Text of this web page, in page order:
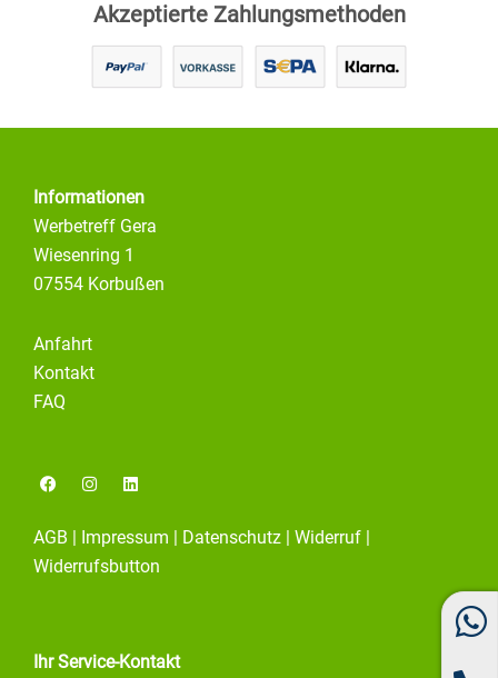
Akzeptierte Zahlungsmethoden
Informationen
Werbetreff Gera
Wiesenring 1
07554 Korbußen
Anfahrt
Kontakt
FAQ
F
a
e
b
o
o
I
n
a
g
r
L
i
e
d
i
AGB Impressum Datenschutz Widerruf
Widerrufsbutton
Ihr Service-Kontakt